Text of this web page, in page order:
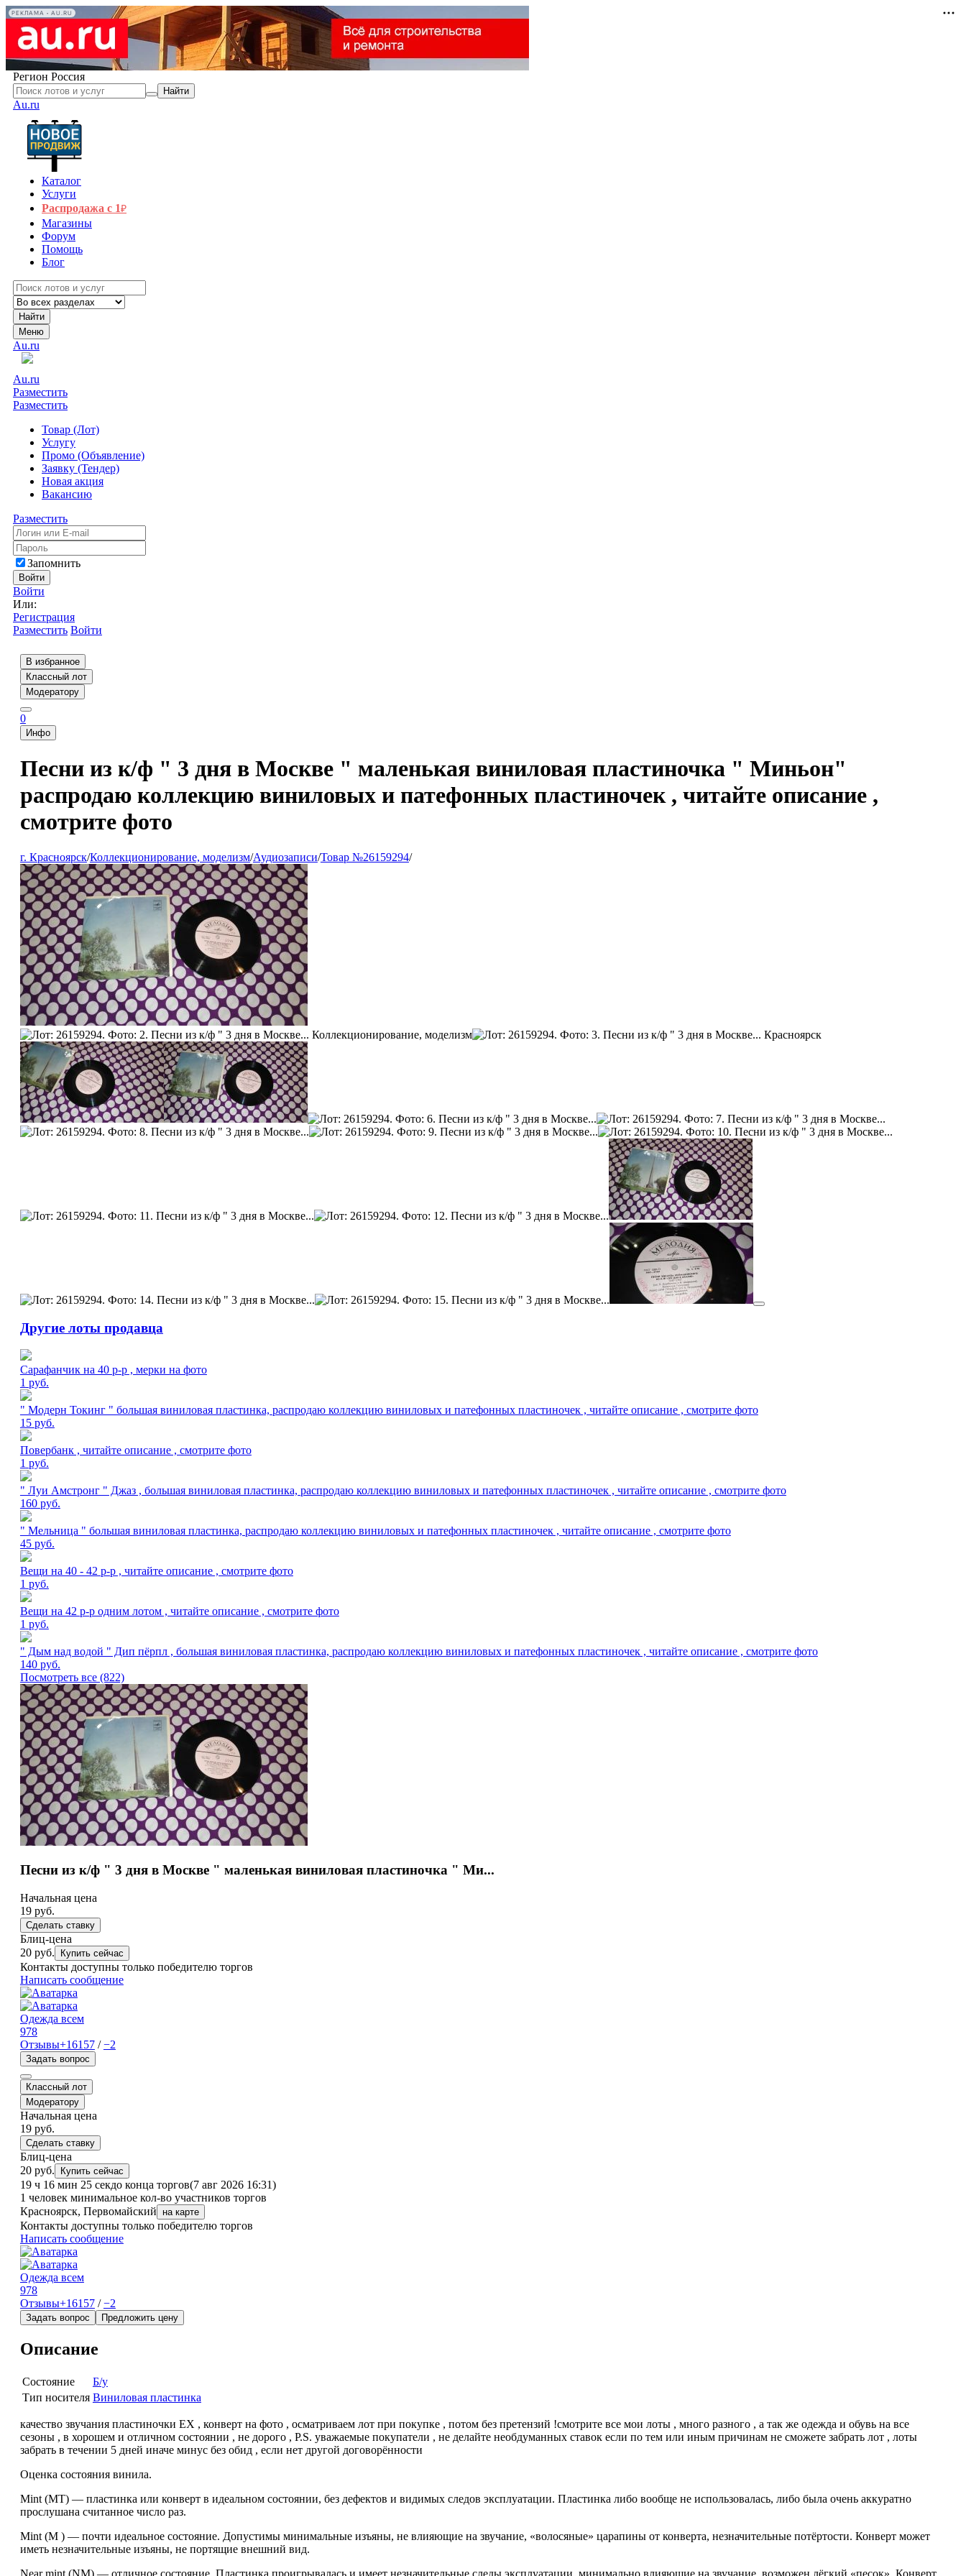
РЕКЛАМА • AU.RU
Регион Россия
Найти
Au.ru
Каталог
Услуги
Распродажа с 1₽
Магазины
Форум
Помощь
Блог
Найти
Меню
Au.ru
Au.ru
Разместить
Разместить
Товар (Лот)
Услугу
Промо (Объявление)
Заявку (Тендер)
Новая акция
Вакансию
Разместить
Запомнить
Войти
Войти
Или:
Регистрация
Разместить Войти
В избранное
Классный лот
Модератору
0
Инфо
Песни из к/ф " 3 дня в Москве " маленькая виниловая пластиночка " Миньон"
распродаю коллекцию виниловых и патефонных пластиночек , читайте описание ,
смотрите фото
г. Красноярск/Коллекционирование, моделизм/Аудиозаписи/Товар №26159294/
Другие лоты продавца
Сарафанчик на 40 р-р , мерки на фото
1 руб.
" Модерн Токинг " большая виниловая пластинка, распродаю коллекцию виниловых и патефонных пластиночек , читайте описание , смотрите фото
15 руб.
Повербанк , читайте описание , смотрите фото
1 руб.
" Луи Амстронг " Джаз , большая виниловая пластинка, распродаю коллекцию виниловых и патефонных пластиночек , читайте описание , смотрите фото
160 руб.
" Мельница " большая виниловая пластинка, распродаю коллекцию виниловых и патефонных пластиночек , читайте описание , смотрите фото
45 руб.
Вещи на 40 - 42 р-р , читайте описание , смотрите фото
1 руб.
Вещи на 42 р-р одним лотом , читайте описание , смотрите фото
1 руб.
" Дым над водой " Дип пёрпл , большая виниловая пластинка, распродаю коллекцию виниловых и патефонных пластиночек , читайте описание , смотрите фото
140 руб.
Посмотреть все (822)
Песни из к/ф " 3 дня в Москве " маленькая виниловая пластиночка " Ми...
Начальная цена
19 руб.
Сделать ставку
Блиц-цена
20 руб.
Купить сейчас
Контакты доступны только победителю торгов
Написать сообщение
Одежда всем
978
Отзывы+16157/−2
Задать вопрос
Классный лот
Модератору
Начальная цена
19 руб.
Сделать ставку
Блиц-цена
20 руб.
Купить сейчас
19 ч 16 мин 25 секдо конца торгов(7 авг 2026 16:31)
1 человекминимальное кол-во участников торгов
Красноярск, Первомайский
на карте
Контакты доступны только победителю торгов
Написать сообщение
Одежда всем
978
Отзывы+16157/−2
Задать вопрос Предложить цену
Описание
Состояние
Б/у
Тип носителя Виниловая пластинка
качество звучания пластиночки ЕХ , конверт на фото , осматриваем лот при покупке , потом без претензий !смотрите все мои лоты , много разного , а так же одежда и обувь на все
сезоны , в хорошем и отличном состоянии , не дорого , Р.S. уважаемые покупатели , не делайте необдуманных ставок если по тем или иным причинам не сможете забрать лот , лоты
забрать в течении 5 дней иначе минус без обид , если нет другой договорённости
Оценка состояния винила.
Mint (MT) — пластинка или конверт в идеальном состоянии, без дефектов и видимых следов эксплуатации. Пластинка либо вообще не использовалась, либо была очень аккуратно
прослушана считанное число раз.
Mint (M ) — почти идеальное состояние. Допустимы минимальные изъяны, не влияющие на звучание, «волосяные» царапины от конверта, незначительные потёртости. Конверт может
иметь незначительные изъяны, не портящие внешний вид.
Near mint (NM) — отличное состояние. Пластинка проигрывалась и имеет незначительные следы эксплуатации, минимально влияющие на звучание, возможен лёгкий «песок». Конверт